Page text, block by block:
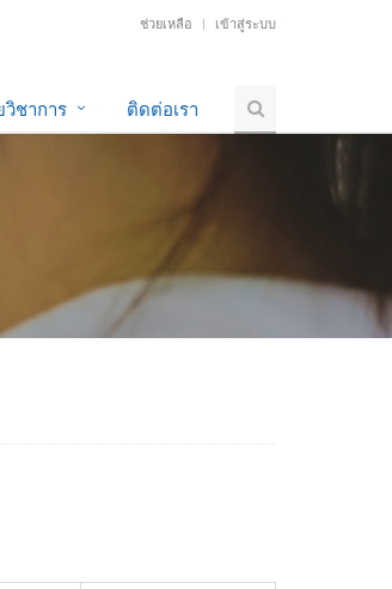
ช่วยเหลือ เข้าสู่ระบบ
วิชาการ ติดต่อเรา